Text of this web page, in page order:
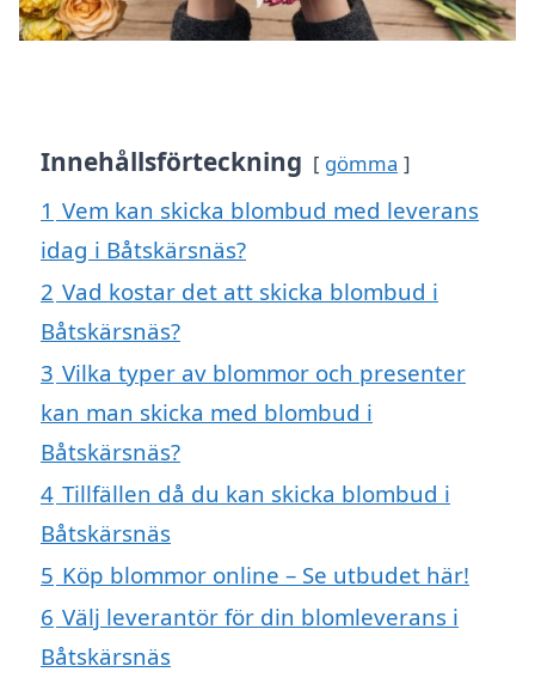
Innehållsförteckning gömma
1 Vem kan skicka blombud med leverans
idag i Båtskärsnäs?
2 Vad kostar det att skicka blombud i
Båtskärsnäs?
3 Vilka typer av blommor och presenter
kan man skicka med blombud i
Båtskärsnäs?
4 Tillfällen då du kan skicka blombud i
Båtskärsnäs
5 Köp blommor online – Se utbudet här!
6 Välj leverantör för din blomleverans i
Båtskärsnäs